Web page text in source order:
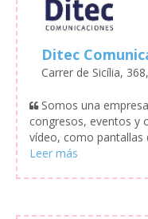
Ditec
Carrer de Sicília,
Somos una
congresos, eventos y
vídeo, como pantallas